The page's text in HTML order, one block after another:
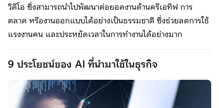
วิดีโอ ซึ่งสามารถนำไปพัฒนาต่อยอดงานด้านครีเอทีฟ การ
ตลาด หรืองานออกแบบได้อย่างเป็นธรรมชาติ ซึ่งช่วยลดการใช้
แรงงานคน และประหยัดเวลาในการทำงานได้อย่างมาก
9 ประโยชน์ของ AI ที่นำมาใช้ในธุรกิจ